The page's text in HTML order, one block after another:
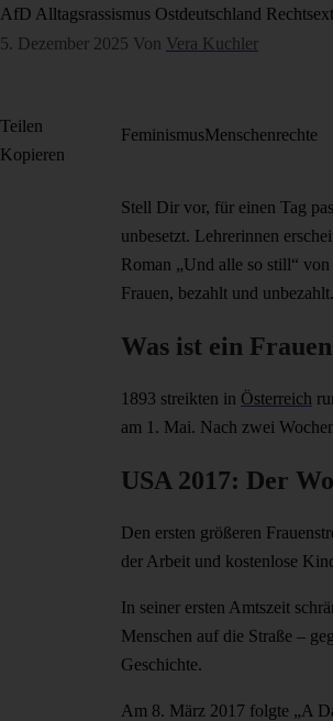
AfD Alltagsrassismus Ostdeutschland
5. Dezember 2025 Von Vera Kuchler
FeminismusMenschenrechte
Stell Dir vor, für einen Tag
unbesetzt. Lehrerinnen
Roman „Und alle so still“
Frauen, bezahlt und unbezahlt.
Was ist ein
1893 streikten in Österreich
am 1. Mai. Nach zwei
USA 2017: Der
Den ersten größeren
der Arbeit und kostenlose
In seiner ersten Amtszeit
Menschen auf die Straße –
Geschichte.
Am 8. März 2017 folgte „A
Teilen
Kopieren